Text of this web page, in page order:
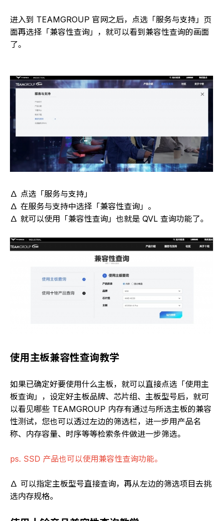
进入到 TEAMGROUP 官网之后，点选「服务与支持」页
面再选择「兼容性查询」，就可以看到兼容性查询的画面
了。
∆ 点选「服务与支持」
∆ 在服务与支持中选择「兼容性查询」。
∆ 就可以使用「兼容性查询」也就是 QVL 查询功能了。
使用主板兼容性查询教学
如果已确定好要使用什么主板，就可以直接点选「使用主
板查询」，设定好主板品牌、芯片组、主板型号后，就可
以看见哪些 TEAMGROUP 内存有通过与所选主板的兼容
性测试，您也可以透过左边的筛选栏，进一步用产品名
称、内存容量、时序等等检索条件做进一步筛选。
ps. SSD 产品也可以使用兼容性查询功能。
∆ 可以指定主板型号直接查询，再从左边的筛选项目去挑
选内存规格。